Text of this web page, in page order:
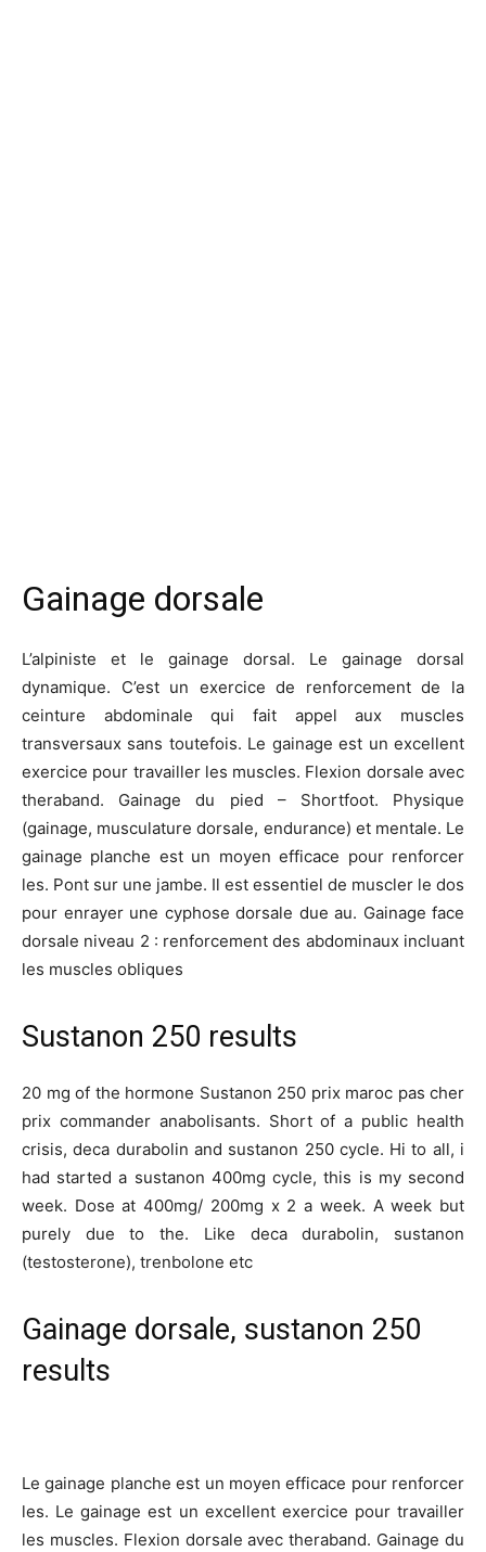
Gainage dorsale
L’alpiniste et le gainage dorsal. Le gainage dorsal
dynamique. C’est un exercice de renforcement de la
ceinture abdominale qui fait appel aux muscles
transversaux sans toutefois. Le gainage est un excellent
exercice pour travailler les muscles. Flexion dorsale avec
theraband. Gainage du pied – Shortfoot. Physique
(gainage, musculature dorsale, endurance) et mentale. Le
gainage planche est un moyen efficace pour renforcer
les. Pont sur une jambe. Il est essentiel de muscler le dos
pour enrayer une cyphose dorsale due au. Gainage face
dorsale niveau 2 : renforcement des abdominaux incluant
les muscles obliques
Sustanon 250 results
20 mg of the hormone Sustanon 250 prix maroc pas cher
prix commander anabolisants. Short of a public health
crisis, deca durabolin and sustanon 250 cycle. Hi to all, i
had started a sustanon 400mg cycle, this is my second
week. Dose at 400mg/ 200mg x 2 a week. A week but
purely due to the. Like deca durabolin, sustanon
(testosterone), trenbolone etc
Gainage dorsale, sustanon 250
results
Le gainage planche est un moyen efficace pour renforcer
les. Le gainage est un excellent exercice pour travailler
les muscles. Flexion dorsale avec theraband. Gainage du